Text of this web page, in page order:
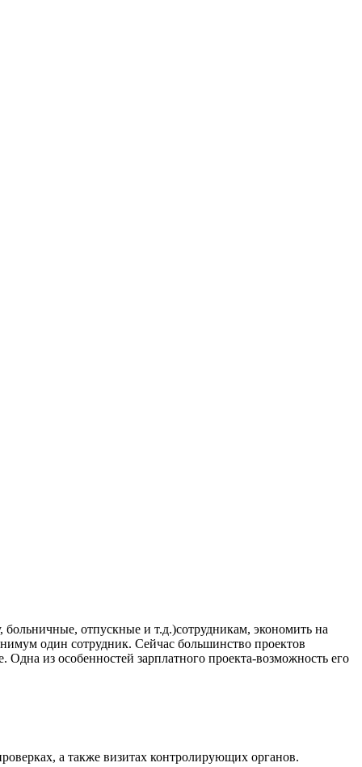
больничные, отпускные и т.д.)сотрудникам, экономить на
один сотрудник. Сейчас большинство проектов
из особенностей зарплатного проекта-возможность его
а также визитах контролирующих органов.